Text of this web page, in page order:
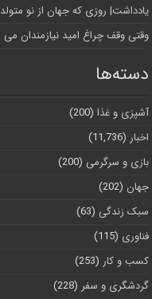
یادداشت| روزی که جهان از نو
وقتی وقف چراغ امید نیازمندان می
دسته‌ها
آشپزی و غذا (200)
اخبار (11,736)
بازی و سرگرمی (200)
جهان (202)
سبک زندگی (63)
فناوری (115)
کسب و کار (253)
گردشگری و سفر (228)